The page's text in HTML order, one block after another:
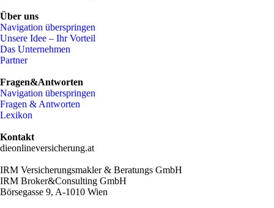
Über uns
Navigation überspringen
Unsere Idee – Ihr Vorteil
Das Unternehmen
Partner
Fragen&Antworten
Navigation überspringen
Fragen & Antworten
Lexikon
Kontakt
dieonlineversicherung.at
IRM Versicherungsmakler & Beratungs GmbH
IRM Broker&Consulting GmbH
Börsegasse 9, A-1010 Wien